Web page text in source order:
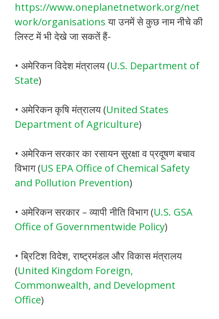
https://www.oneplanetnetwork.org/net
work/organisationsया उनमें से कुछ नाम नीचे की
लिस्ट में भी देखे जा सकतें हैं-
• अमेरिकन विदेश मंत्रालय (U.S. Department of
State)
• अमेरिकन कृषि मंत्रालय (United States
Department of Agriculture)
• अमेरिकन सरकार का रसायन सुरक्षा व प्रदूषण बचाव
विभाग (US EPA Office of Chemical Safety
and Pollution Prevention)
• अमेरिकन सरकार – व्यापी नीति विभाग (U.S. GSA
Office of Governmentwide Policy)
• ब्रिटिश विदेश, राष्ट्रमंडल और विकास मंत्रालय
(United Kingdom Foreign,
Commonwealth, and Development
Office)